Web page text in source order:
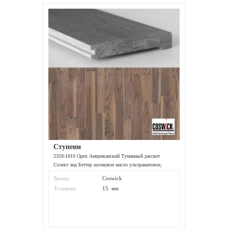
Ступени
2359-1810 Орех Американский Туманный рассвет
Селект энд Беттер шелковое масло ультраматовое,
Бренд:
Coswick
Толщина:
15 мм